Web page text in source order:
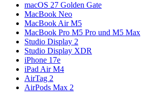
macOS 27 Golden Gate
MacBook Neo
MacBook Air M5
MacBook Pro M5 Pro und M5 Max
Studio Display 2
Studio Display XDR
iPhone 17e
iPad Air M4
AirTag 2
AirPods Max 2